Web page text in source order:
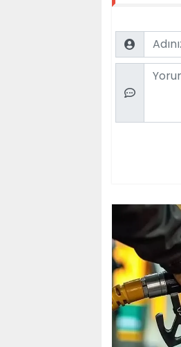
Name
Comment